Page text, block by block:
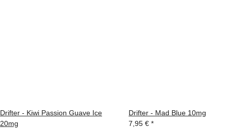
Drifter - Kiwi Passion Guave Ice
20mg
Drifter - Mad Blue 10mg
7,95 € *